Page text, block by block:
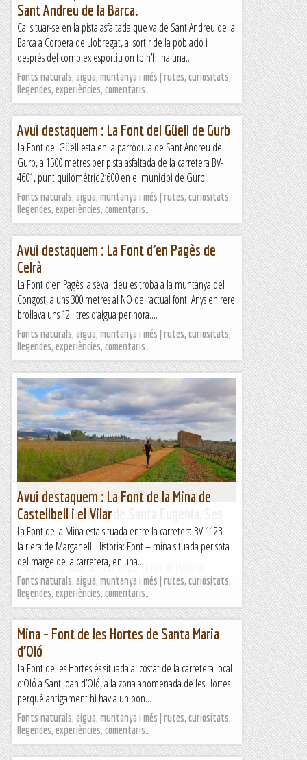
Sant Andreu de la Barca.
Cal situar-se en la pista asfaltada que va de Sant Andreu de la
Barca a Corbera de Llobregat, al sortir de la població i
després del complex esportiu on tb n’hi ha una...
Fonts naturals, aigua, muntanya i més | rutes, curiositats,
llegendes, experiències, comentaris…
Avui destaquem : La Font del Güell de Gurb
La Font del Güell esta en la parròquia de Sant Andreu de
Gurb, a 1500 metres per pista asfaltada de la carretera BV-
4601, punt quilomètric 2’600 en el municipi de Gurb....
Fonts naturals, aigua, muntanya i més | rutes, curiositats,
llegendes, experiències, comentaris…
Avui destaquem : La Font d’en Pagès de
Celrà
La Font d’en Pagès la seva deu es troba a la muntanya del
Congost, a uns 300 metres al NO de l’actual font. Anys en rere
brollava uns 12 litres d’aigua per hora....
Fonts naturals, aigua, muntanya i més | rutes, curiositats,
llegendes, experiències, comentaris…
El Pla del Buc, Puig de Santa Eugenia, Ses
Coves
TrailRunningMallorca – Correr por la isla de Mallorca
Avui destaquem : La Font de la Mina de
Castellbell i el Vilar
La Font de la Mina esta situada entre la carretera BV-1123 i
la riera de Marganell. Historia: Font – mina situada per sota
del marge de la carretera, en una...
Fonts naturals, aigua, muntanya i més | rutes, curiositats,
llegendes, experiències, comentaris…
Mina – Font de les Hortes de Santa Maria
d’Oló
La Font de les Hortes és situada al costat de la carretera local
d’Oló a Sant Joan d’Oló, a la zona anomenada de les Hortes
perquè antigament hi havia un bon...
Fonts naturals, aigua, muntanya i més | rutes, curiositats,
llegendes, experiències, comentaris…